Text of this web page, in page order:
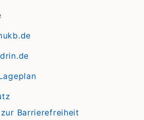
Barrierefreiheit